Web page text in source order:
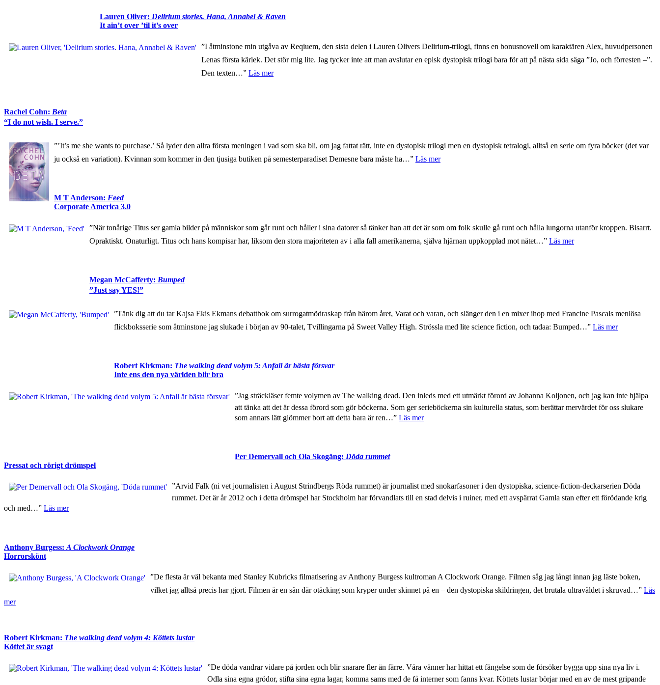
Lauren Oliver: Delirium stories. Hana, Annabel & Raven
It ain’t over ’til it’s over
”I åtminstone min utgåva av Reqiuem, den sista delen i Lauren Olivers Delirium-trilogi, finns en bonusnovell om karaktären Alex, huvudpersonen
Lenas första kärlek. Det stör mig lite. Jag tycker inte att man avslutar en episk dystopisk trilogi bara för att på nästa sida säga ”Jo, och förresten –”.
Den texten…” Läs mer
Rachel Cohn: Beta
“I do not wish. I serve.”
”’It’s me she wants to purchase.’ Så lyder den allra första meningen i vad som ska bli, om jag fattat rätt, inte en dystopisk trilogi men en dystopisk tetralogi, alltså en serie om fyra böcker (det var
ju också en variation). Kvinnan som kommer in den tjusiga butiken på semesterparadiset Demesne bara måste ha…” Läs mer
M T Anderson: Feed
Corporate America 3.0
”När tonårige Titus ser gamla bilder på människor som går runt och håller i sina datorer så tänker han att det är som om folk skulle gå runt och hålla lungorna utanför kroppen. Bisarrt.
Opraktiskt. Onaturligt. Titus och hans kompisar har, liksom den stora majoriteten av i alla fall amerikanerna, själva hjärnan uppkopplad mot nätet…” Läs mer
Megan McCafferty: Bumped
”Just say YES!”
”Tänk dig att du tar Kajsa Ekis Ekmans debattbok om surrogatmödraskap från härom året, Varat och varan, och slänger den i en mixer ihop med Francine Pascals menlösa
flickboksserie som åtminstone jag slukade i början av 90-talet, Tvillingarna på Sweet Valley High. Strössla med lite science fiction, och tadaa: Bumped…” Läs mer
Robert Kirkman: The walking dead volym 5: Anfall är bästa försvar
Inte ens den nya världen blir bra
”Jag sträckläser femte volymen av The walking dead. Den inleds med ett utmärkt förord av Johanna Koljonen, och jag kan inte hjälpa
att tänka att det är dessa förord som gör böckerna. Som ger serieböckerna sin kulturella status, som berättar mervärdet för oss slukare
som annars lätt glömmer bort att detta bara är ren…” Läs mer
Per Demervall och Ola Skogäng: Döda rummet
Pressat och rörigt drömspel
”Arvid Falk (ni vet journalisten i August Strindbergs Röda rummet) är journalist med snokarfasoner i den dystopiska, science-fiction-deckarserien Döda
rummet. Det är år 2012 och i detta drömspel har Stockholm har förvandlats till en stad delvis i ruiner, med ett avspärrat Gamla stan efter ett förödande krig
och med…” Läs mer
Anthony Burgess: A Clockwork Orange
Horrorskönt
”De flesta är väl bekanta med Stanley Kubricks filmatisering av Anthony Burgess kultroman A Clockwork Orange. Filmen såg jag långt innan jag läste boken,
vilket jag alltså precis har gjort. Filmen är en sån där otäcking som kryper under skinnet på en – den dystopiska skildringen, det brutala ultravåldet i skruvad…” Läs
mer
Robert Kirkman: The walking dead volym 4: Köttets lustar
Köttet är svagt
”De döda vandrar vidare på jorden och blir snarare fler än färre. Våra vänner har hittat ett fängelse som de försöker bygga upp sina nya liv i.
Odla sina egna grödor, stifta sina egna lagar, komma sams med de få interner som fanns kvar. Köttets lustar börjar med en av de mest gripande